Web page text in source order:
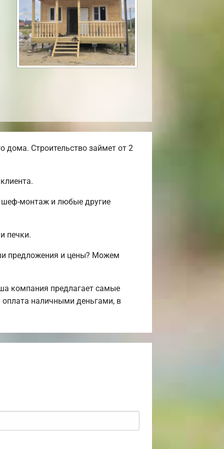
дома. Строительство займет от 2
шеф-монтаж и любые другие
печки.
предложения и цены? Можем
компания предлагает самые
наличными деньгами, в